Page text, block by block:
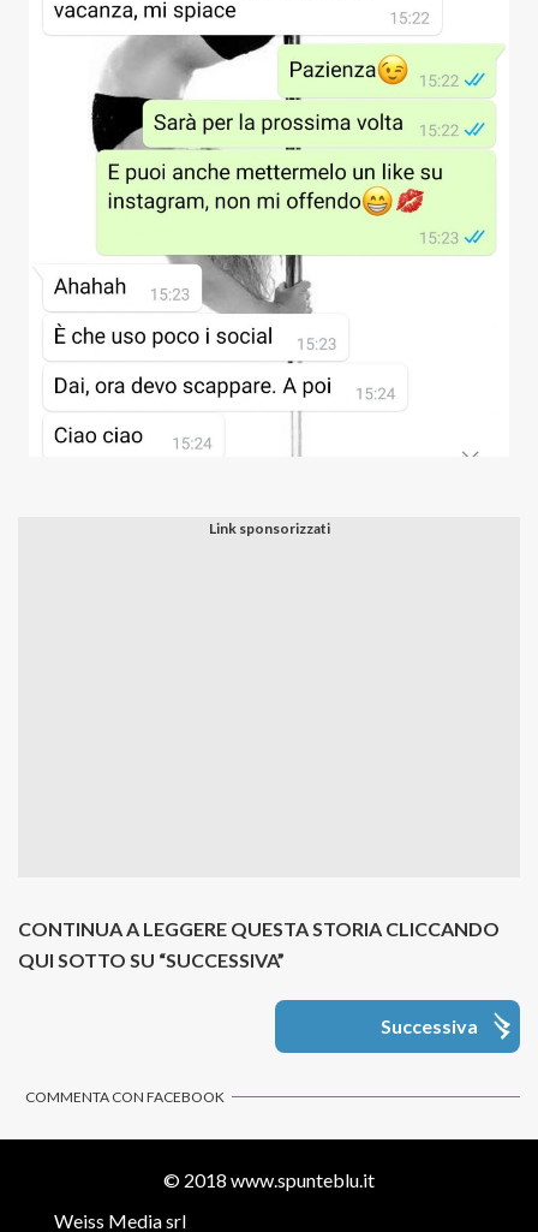
CONTINUA A LEGGERE QUESTA STORIA CLICCANDO
QUI SOTTO SU “SUCCESSIVA”
Successiva
COMMENTA CON FACEBOOK
© 2018 www.spunteblu.it
Weiss Media srl